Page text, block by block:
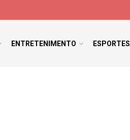
ENTRETENIMENTO ESPORTES